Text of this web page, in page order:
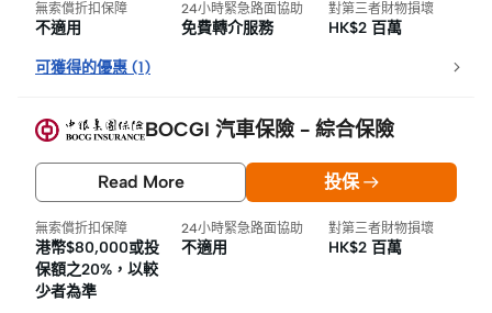
無索償折扣保障
不適用
24小時緊急路面協助
免費轉介服務
對第三者財物損壞
HK$2 百萬
可獲得的優惠 (1)
BOCGI 汽車保險 - 綜合保險
Read More 投保
無索償折扣保障
港幣$80,000或投
保額之20%，以較
少者為準
24小時緊急路面協助
不適用
對第三者財物損壞
HK$2 百萬